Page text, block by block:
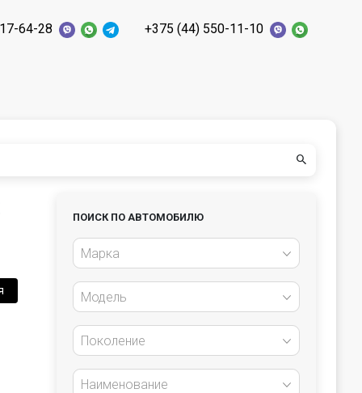
64-28 +375 (44) 550-11-10
ПОИСК ПО АВТОМОБИЛЮ
Марка
Модель
Поколение
Наименование